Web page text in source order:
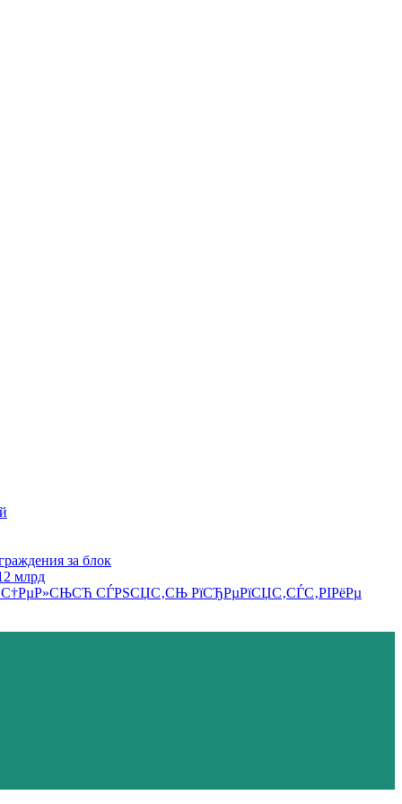
за блок
млрд
С†РµР»СЊСЋ СЃРЅСЏС‚СЊ РїСЂРµРїСЏС‚СЃС‚РІРёРµ